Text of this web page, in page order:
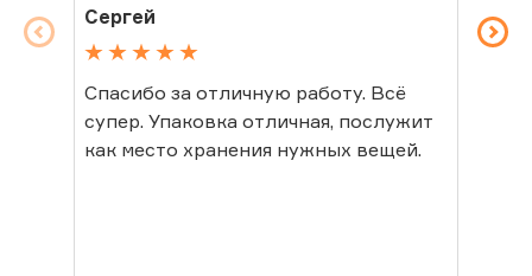
Сергей
Спасибо за отличную работу. Всё
супер. Упаковка отличная, послужит
как место хранения нужных вещей.